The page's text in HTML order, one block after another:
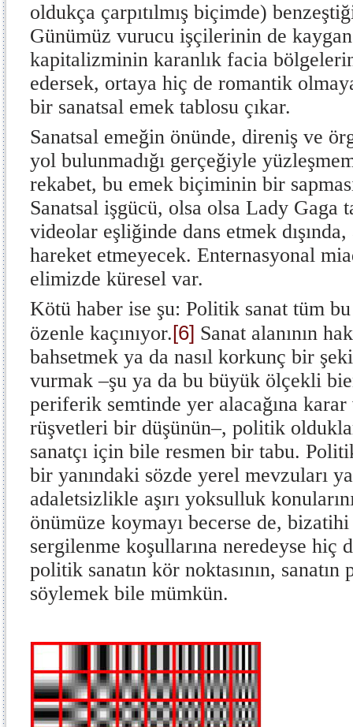
oldukça çarpıtılmış biçimde)
Günümüz vurucu işçilerinin de
kapitalizminin karanlık facia
edersek, ortaya hiç de romantik
bir sanatsal emek tablosu çıkar.
Sanatsal emeğin önünde, direniş ve
yol bulunmadığı gerçeğiyle
rekabet, bu emek biçiminin bir
Sanatsal işgücü, olsa olsa Lady Gaga
videolar eşliğinde dans etmek
hareket etmeyecek. Enternasyonal
elimizde küresel var.
Kötü haber ise şu: Politik sanat tüm bu
özenle kaçınıyor.[6] Sanat alanının
bahsetmek ya da nasıl korkunç bir
vurmak –şu ya da bu büyük ölçekli
periferik semtinde yer alacağına
rüşvetleri bir düşünün–, politik
sanatçı için bile resmen bir tabu.
bir yanındaki sözde yerel mevzuları
adaletsizlikle aşırı yoksulluk
önümüze koymayı becerse de,
sergilenme koşullarına neredeyse hiç
politik sanatın kör noktasının,
söylemek bile mümkün.